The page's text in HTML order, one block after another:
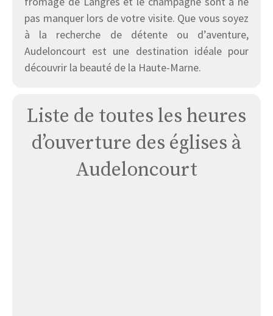
pas manquer lors de votre visite. Que vous soyez
à la recherche de détente ou d’aventure,
Audeloncourt est une destination idéale pour
découvrir la beauté de la Haute-Marne.
Liste de toutes les heures
d’ouverture des églises à
Audeloncourt